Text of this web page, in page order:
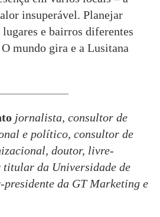
insuperável. Planejar
e bairros diferentes
mundo gira e a Lusitana
jornalista, consultor de
e político, consultor de
doutor, livre-
titular da Universidade de
da GT Marketing e